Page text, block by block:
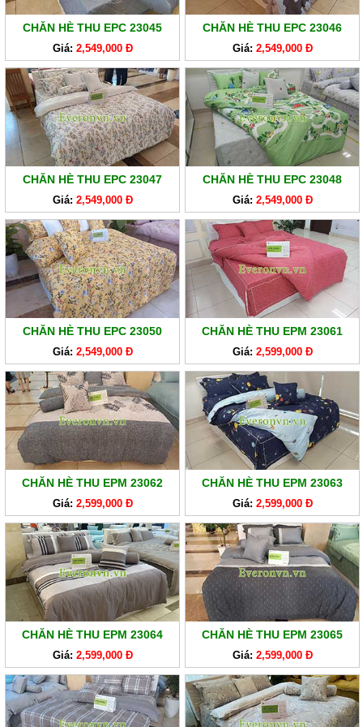
EVERONLITE
PHẨM
HÀNG
LẺ
SẢN
PHẨM
KHÁC
CHĂN HÈ THU EPC 23045
Giá: 2,549,000 Đ
CHĂN HÈ THU EPC 23046
Giá: 2,549,000 Đ
CHĂN HÈ THU EPC 23047
Giá: 2,549,000 Đ
CHĂN HÈ THU EPC 23048
Giá: 2,549,000 Đ
CHĂN HÈ THU EPC 23050
Giá: 2,549,000 Đ
CHĂN HÈ THU EPM 23061
Giá: 2,599,000 Đ
CHĂN HÈ THU EPM 23062
Giá: 2,599,000 Đ
CHĂN HÈ THU EPM 23063
Giá: 2,599,000 Đ
CHĂN HÈ THU EPM 23064
Giá: 2,599,000 Đ
CHĂN HÈ THU EPM 23065
Giá: 2,599,000 Đ